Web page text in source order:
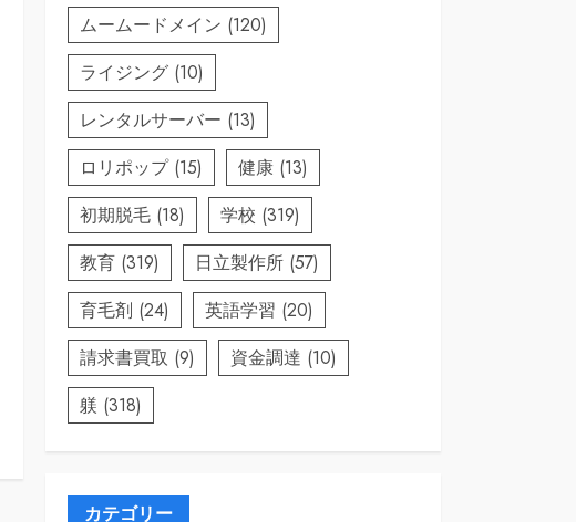
ムームードメイン (120)
ライジング (10)
レンタルサーバー (13)
ロリポップ(15) 健康 (13)
初期脱毛 (18) 学校 (319)
教育 (319) 日立製作所 (57)
育毛剤 (24) 英語学習 (20)
請求書買取 (9) 資金調達 (10)
躾 (318)
カテゴリー